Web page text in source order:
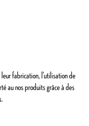
leur fabrication, l'utilisation de
au nos produits grâce à des